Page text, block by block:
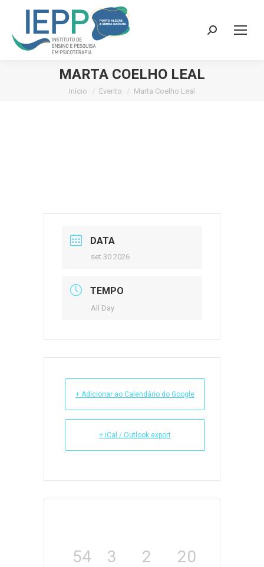
Search:
MARTA COELHO LEAL
Você está aqui:
Início Evento Marta Coelho Leal
DATA
set 30 2026
TEMPO
All Day
+ Adicionar ao Calendário do Google
+ iCal / Outlook export
54 3 2 20